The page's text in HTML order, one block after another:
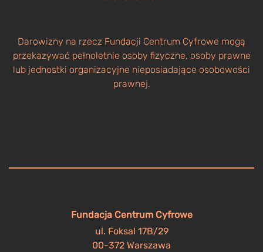
Darowizny na rzecz Fundacji Centrum Cyfrowe mogą
przekazywać pełnoletnie osoby fizyczne, osoby prawne
lub jednostki organizacyjne nieposiadające osobowości
prawnej.
Fundacja Centrum Cyfrowe
ul. Foksal 17B/29
00-372 Warszawa